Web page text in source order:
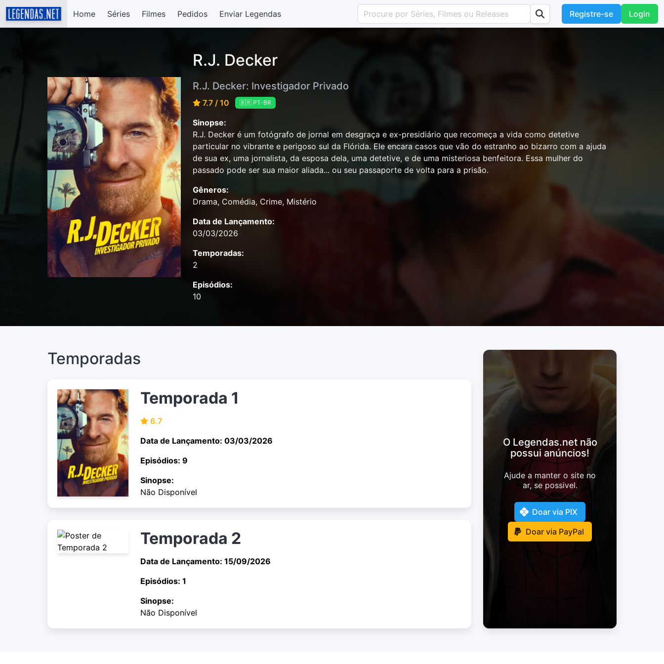
Home Séries Filmes Pedidos Enviar Legendas Registre-se Login
R.J. Decker
R.J. Decker: Investigador Privado
7.7 / 10 🇧🇷 PT-BR
Sinopse:
R.J. Decker é um fotógrafo de jornal em desgraça e ex-presidiário que recomeça a vida como detetive
particular no vibrante e perigoso sul da Flórida. Ele encara casos que vão do estranho ao bizarro com a ajuda
de sua ex, uma jornalista, da esposa dela, uma detetive, e de uma misteriosa benfeitora. Essa mulher do
passado pode ser sua maior aliada... ou seu passaporte de volta para a prisão.
Gêneros:
Drama, Comédia, Crime, Mistério
Data de Lançamento:
03/03/2026
Temporadas:
2
Episódios:
10
Temporadas
Temporada 1
6.7
Data de Lançamento: 03/03/2026
Episódios: 9
Sinopse:
Não Disponível
Temporada 2
Data de Lançamento: 15/09/2026
Episódios: 1
Sinopse:
Não Disponível
O Legendas.net não
possui anúncios!
Ajude a manter o site no
ar, se possivel.
Doar via PIX
Doar via PayPal